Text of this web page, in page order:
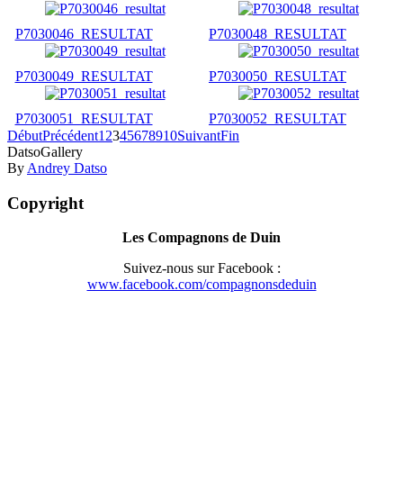
P7030046_RESULTAT P7030048_RESULTAT
P7030049_RESULTAT P7030050_RESULTAT
P7030051_RESULTAT
P7030052_RESULTAT
DébutPrécédent1 2345678910SuivantFin
DatsoGallery
By Andrey Datso
Copyright
Les Compagnons de Duin
Suivez-nous sur Facebook :
www.facebook.com/compagnonsdeduin